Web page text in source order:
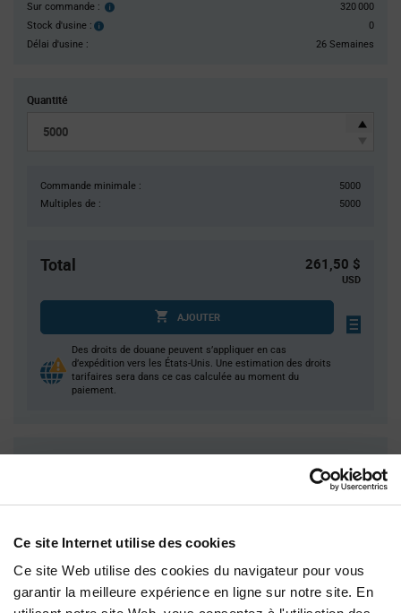
Ce site Internet utilise des cookies
Ce site Web utilise des cookies du navigateur pour vous
garantir la meilleure expérience en ligne sur notre site. En
Sur commande : Order
inventroy
320 000
Stock d'usine :
Stock
0
Délai d'usine :
26 Semaines
Quantité
Commande minimale :
5000
Multiples de :
5000
Total 261,50 $
USD
AJOUTER
Des droits de douane peuvent s’appliquer en cas
d’expédition vers les États-Unis. Une estimation des droits
tarifaires sera dans ce cas calculée au moment du
paiement.
20 000
$0.0507
25 000
$0.0504
75 000+
$0.0489